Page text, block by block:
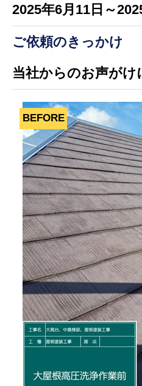
2025年6月11日～
ご依頼のきっかけ
当社からのお声がけ